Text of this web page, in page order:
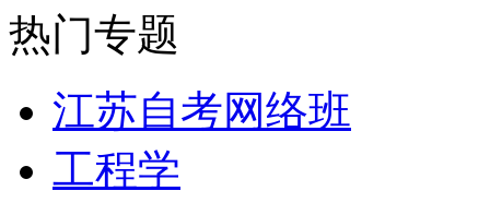
热门专题
江苏自考网络班
工程学